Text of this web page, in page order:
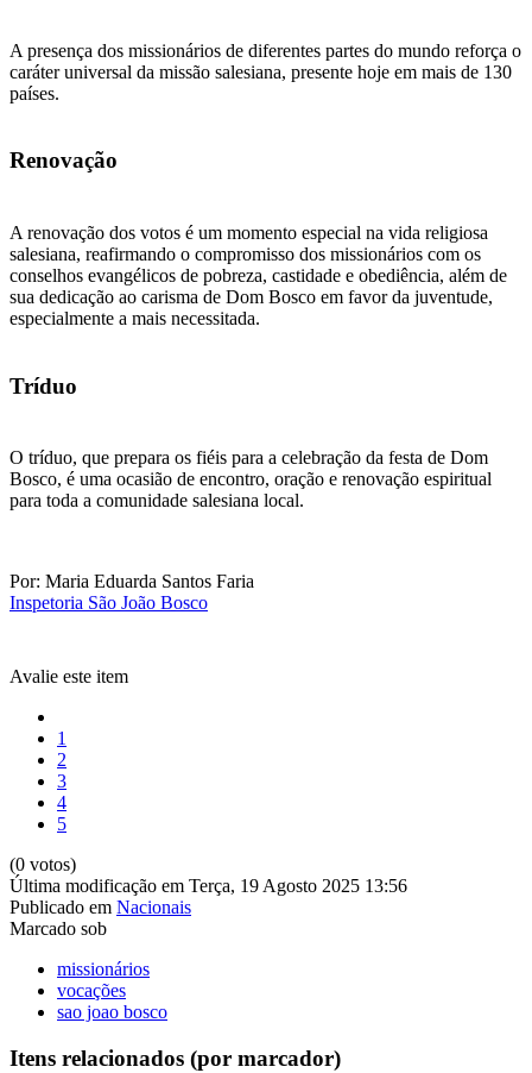
A presença dos missionários de diferentes partes do mundo reforça o
caráter universal da missão salesiana, presente hoje em mais de 130
países.
Renovação
A renovação dos votos é um momento especial na vida religiosa
salesiana, reafirmando o compromisso dos missionários com os
conselhos evangélicos de pobreza, castidade e obediência, além de
sua dedicação ao carisma de Dom Bosco em favor da juventude,
especialmente a mais necessitada.
Tríduo
O tríduo, que prepara os fiéis para a celebração da festa de Dom
Bosco, é uma ocasião de encontro, oração e renovação espiritual
para toda a comunidade salesiana local.
Por: Maria Eduarda Santos Faria
Inspetoria São João Bosco
Avalie este item
1
2
3
4
5
(0 votos)
Última modificação em Terça, 19 Agosto 2025 13:56
Publicado em Nacionais
Marcado sob
missionários
vocações
sao joao bosco
Itens relacionados (por marcador)